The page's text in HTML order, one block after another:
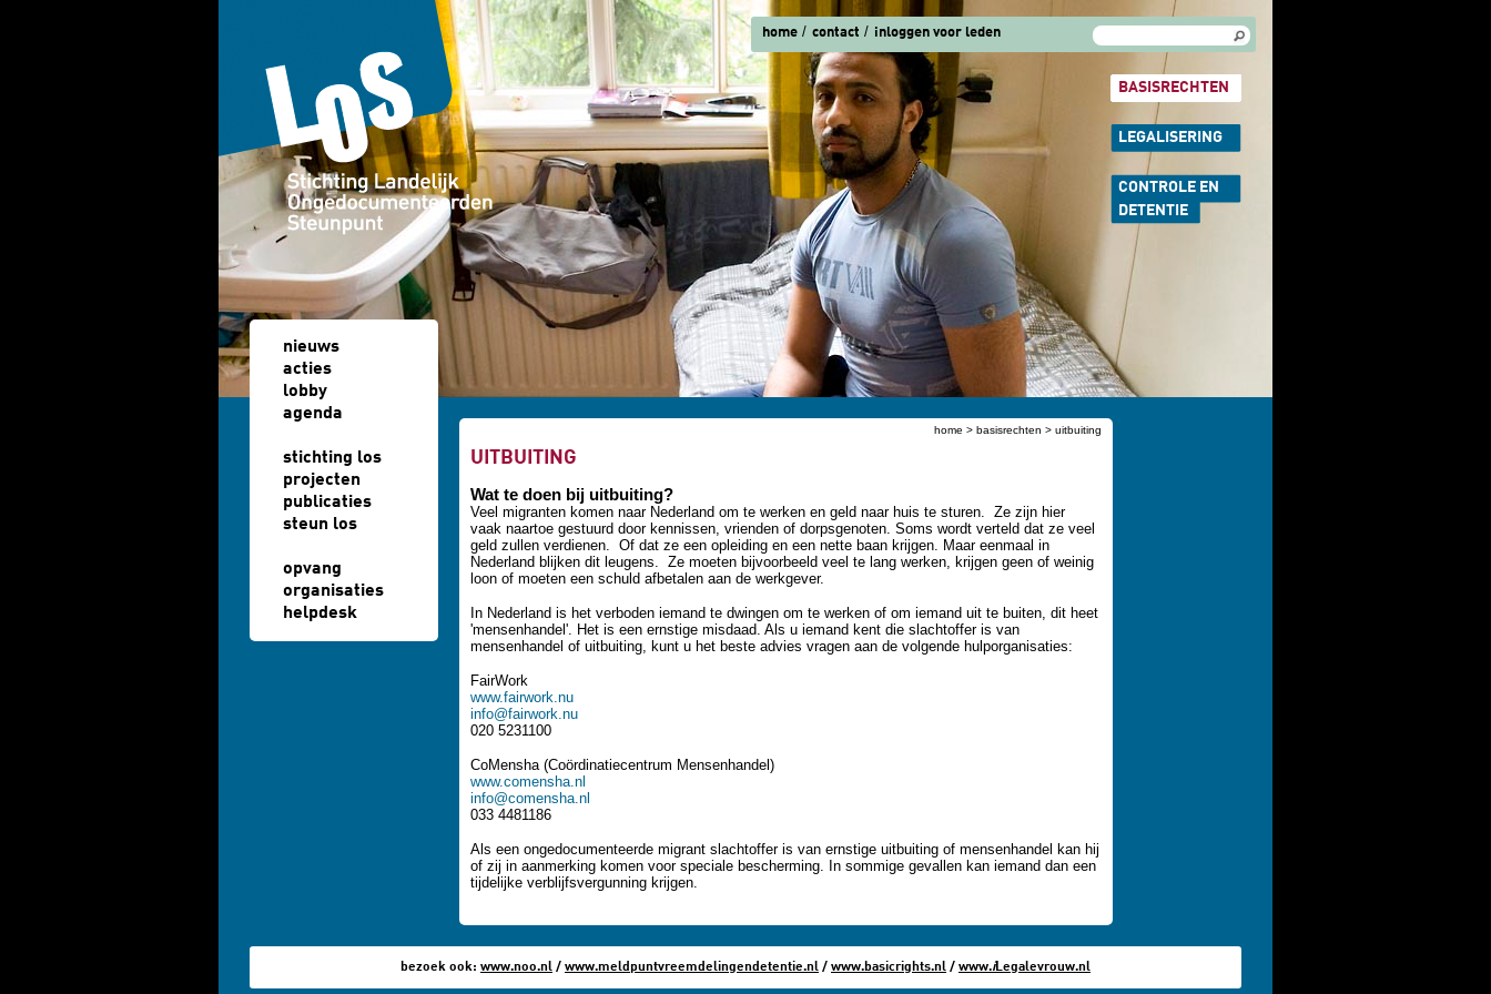
Zoekveld
Zoeken
home contact inloggen voor leden
BASISRECHTEN
LEGALISERING
CONTROLE EN
DETENTIE
nieuws
acties
lobby
agenda
stichting los
projecten
publicaties
steun los
opvang
organisaties
helpdesk
home > basisrechten > uitbuiting
UITBUITING
Wat te doen bij uitbuiting?
Veel migranten komen naar Nederland om te werken en geld naar huis te sturen. Ze zijn hier
vaak naartoe gestuurd door kennissen, vrienden of dorpsgenoten. Soms wordt verteld dat ze veel
geld zullen verdienen. Of dat ze een opleiding en een nette baan krijgen. Maar eenmaal in
Nederland blijken dit leugens. Ze moeten bijvoorbeeld veel te lang werken, krijgen geen of weinig
loon of moeten een schuld afbetalen aan de werkgever.
In Nederland is het verboden iemand te dwingen om te werken of om iemand uit te buiten, dit heet
'mensenhandel'. Het is een ernstige misdaad. Als u iemand kent die slachtoffer is van
mensenhandel of uitbuiting, kunt u het beste advies vragen aan de volgende hulporganisaties:
FairWork
www.fairwork.nu
info@fairwork.nu
020 5231100
CoMensha (Coördinatiecentrum Mensenhandel)
www.comensha.nl
info@comensha.nl
033 4481186
Als een ongedocumenteerde migrant slachtoffer is van ernstige uitbuiting of mensenhandel kan hij
of zij in aanmerking komen voor speciale bescherming. In sommige gevallen kan iemand dan een
tijdelijke verblijfsvergunning krijgen.
bezoek ook: www.noo.nl / www.meldpuntvreemdelingendetentie.nl / www.basicrights.nl / www.iLegalevrouw.nl